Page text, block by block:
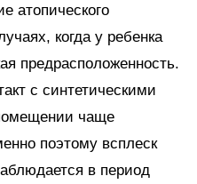
атопического
когда у ребенка
предрасположенность.
с синтетическими
чаще
поэтому всплеск
в период